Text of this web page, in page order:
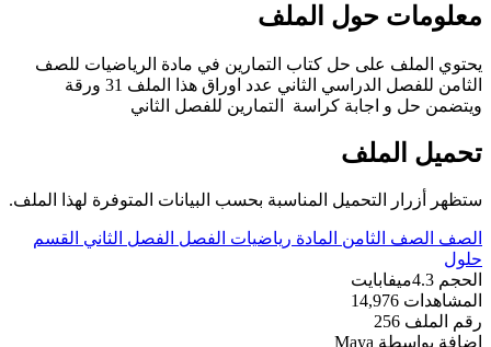
حول الملف
الملف على حل كتاب التمارين في مادة الرياضيات للصف
الثامن للفصل الدراسي الثاني عدد اوراق هذا الملف 31 ورقة
حل و اجابة كراسة التمارين للفصل الثاني
الملف
التحميل المناسبة بحسب البيانات المتوفرة لهذا الملف.
الصف الثامن المادة رياضيات الفصل الفصل الثاني القسم
4.3ميفابايت
14,976
256
بواسطة Maya